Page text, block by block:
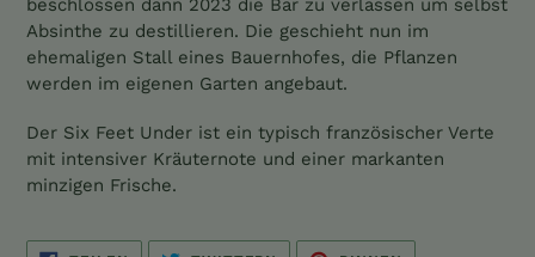
Absinthe zu destillieren. Die geschieht nun im
ehemaligen Stall eines Bauernhofes, die Pflanzen
werden im eigenen Garten angebaut.
Der Six Feet Under ist ein typisch französischer Verte
mit intensiver Kräuternote und einer markanten
minzigen Frische.